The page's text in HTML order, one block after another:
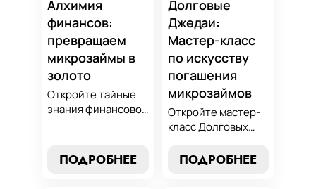
Алхимия
финансов:
превращаем
микрозаймы в
золото
Откройте тайные
знания финансовой
превращать
обязательства по
ПОДРОБНЕЕ
Долговые
Джедаи:
Мастер-класс
по искусству
погашения
микрозаймов
Откройте мастер-
класс Долговых
погашению
ПОДРОБНЕЕ